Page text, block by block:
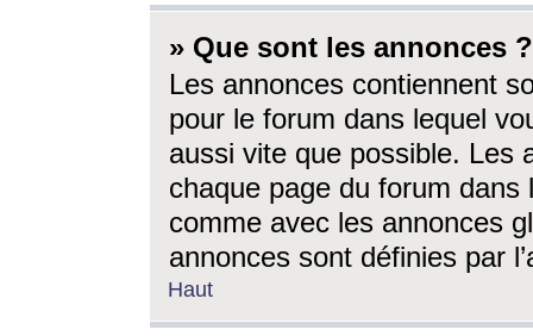
» Que sont les annonces ?
Les annonces contiennent
pour le forum dans lequel
aussi vite que possible. Les
chaque page du forum dans
comme avec les annonces
annonces sont définies par
Haut